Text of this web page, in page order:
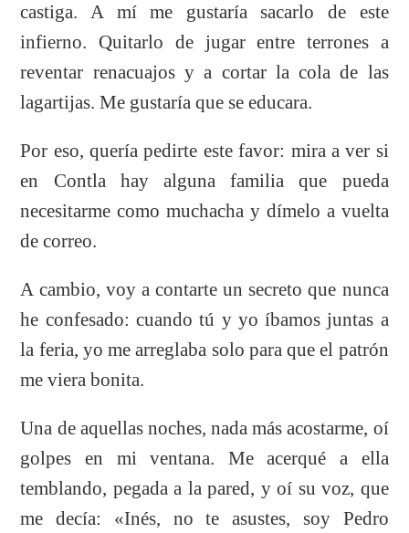
castiga. A mí me gustaría sacarlo de este
infierno. Quitarlo de jugar entre terrones a
reventar renacuajos y a cortar la cola de las
lagartijas. Me gustaría que se educara.
Por eso, quería pedirte este favor: mira a ver si
en Contla hay alguna familia que pueda
necesitarme como muchacha y dímelo a vuelta
de correo.
A cambio, voy a contarte un secreto que nunca
he confesado: cuando tú y yo íbamos juntas a
la feria, yo me arreglaba solo para que el patrón
me viera bonita.
Una de aquellas noches, nada más acostarme, oí
golpes en mi ventana. Me acerqué a ella
temblando, pegada a la pared, y oí su voz, que
me decía: «Inés, no te asustes, soy Pedro